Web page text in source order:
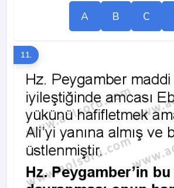
A B C
11.